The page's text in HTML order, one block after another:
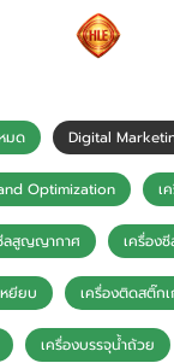
มด Digital
Optimization เ
ลสูญญากาศ เครื่อง
ยียบ เครื่องติดสติ๊ก
เครื่องบรรจุน้ำถ้วย